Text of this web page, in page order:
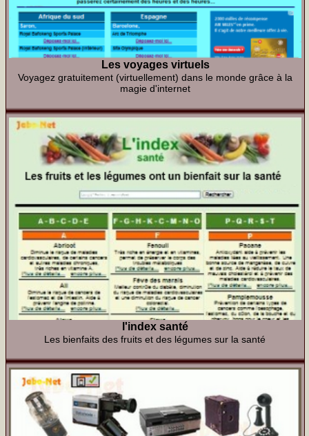
Les voyages virtuels
Voyagez gratuitement (virtuellement) dans le monde grâce à la
magie d'internet
l'index santé
Les bienfaits des fruits et des légumes sur la santé